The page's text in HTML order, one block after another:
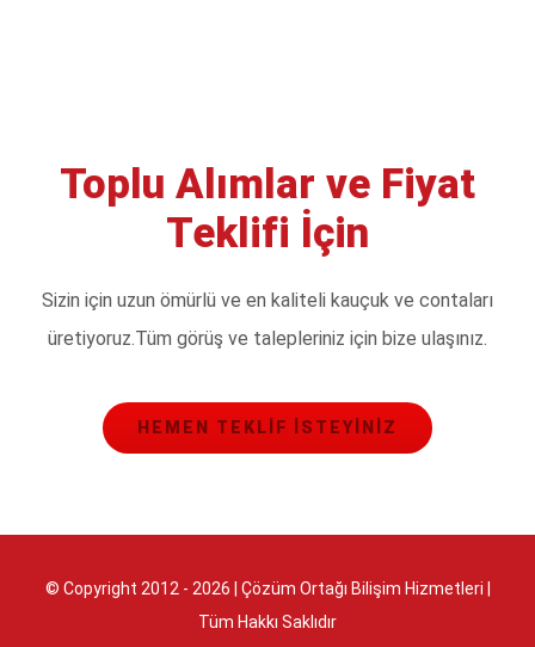
Toplu Alımlar ve Fiyat
Teklifi İçin
Sizin için uzun ömürlü ve en kaliteli kauçuk ve contaları
üretiyoruz.Tüm görüş ve talepleriniz için bize ulaşınız.
HEMEN TEKLIF İSTEYINIZ
© Copyright 2012 - 2026 | Çözüm Ortağı Bilişim Hizmetleri
Tüm Hakkı Saklıdır